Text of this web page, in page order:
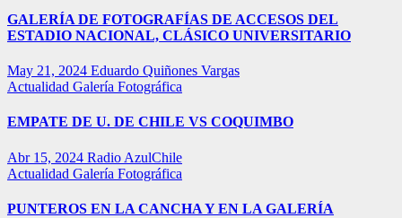
GALERÍA DE FOTOGRAFÍAS DE ACCESOS DEL
ESTADIO NACIONAL, CLÁSICO UNIVERSITARIO
May 21, 2024 Eduardo Quiñones Vargas
Actualidad Galería Fotográfica
EMPATE DE U. DE CHILE VS COQUIMBO
Abr 15, 2024 Radio AzulChile
Actualidad Galería Fotográfica
PUNTEROS EN LA CANCHA Y EN LA GALERÍA